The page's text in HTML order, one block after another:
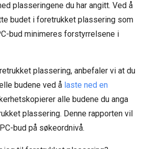
plasseringene du har angitt. Ved å
budet i foretrukket plassering som
bud minimeres forstyrrelsene i
plassering, anbefaler vi at du
budene ved å laste ned en
alle budene du anga
plassering. Denne rapporten vil
bud på søkeordnivå.